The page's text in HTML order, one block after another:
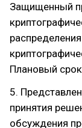
Защищенный
Плановый
5.
принятия
обсуждения